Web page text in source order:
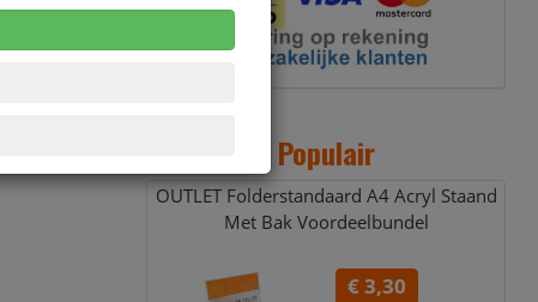
Populair
OUTLET Folderstandaard A4 Acryl Staand
Met Bak Voordeelbundel
€ 3,30